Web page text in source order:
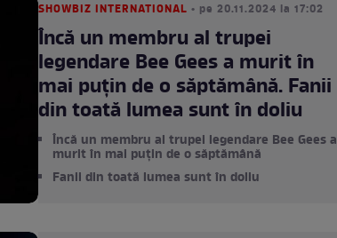
SHOWBIZ INTERNATIONAL • pe 20.11.2024 la 17:02
Încă un membru al trupei
legendare Bee Gees a murit în
mai puțin de o săptămână. Fanii
din toată lumea sunt în doliu
Încă un membru al trupei legendare Bee Gees a
murit în mai puțin de o săptămână
Fanii din toată lumea sunt în doliu